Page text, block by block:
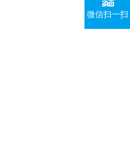
微信扫一扫